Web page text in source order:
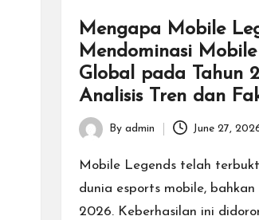
Mengapa Mobile
Mendominasi
Global pada Tahun
Analisis Tren dan
Posted
by
By admin June 27,
Mobile Legends telah
dunia esports mobile,
2026. Keberhasilan ini